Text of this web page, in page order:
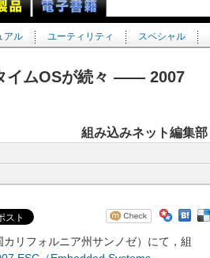
アル ユーティリティ スペシャル
イムOSが続々 ―― 2007
組み込みネット編集部
カリフォルニア州サンノゼ）にて，組